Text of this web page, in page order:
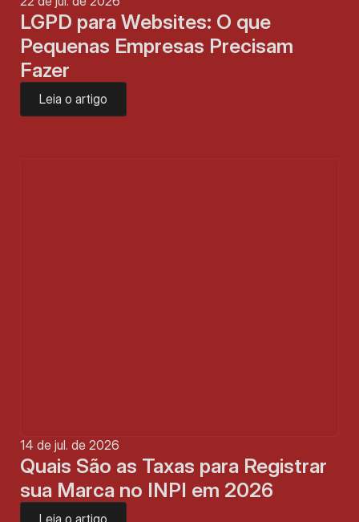
LGPD para Websites: O que
Pequenas Empresas Precisam
Fazer
Leia o artigo
14 de jul. de 2026
Quais São as Taxas para Registrar
sua Marca no INPI em 2026
Leia o artigo